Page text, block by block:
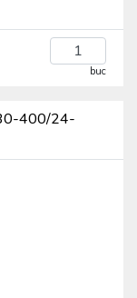
buc
400/24-